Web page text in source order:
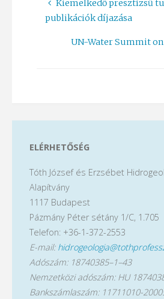
Kiemelkedő presztízsű
publikációk díjazása
UN-Water Summit
ELÉRHETŐSÉG
Tóth József és Erzsébet
Alapítvány
1117 Budapest
Pázmány Péter sétány 1/C, 1.705
Telefon: +36-1-372-2553
E-mail:
Adószám: 18740385–1–43
Nemzetközi adószám: HU
Bankszámlaszám: 11711010-